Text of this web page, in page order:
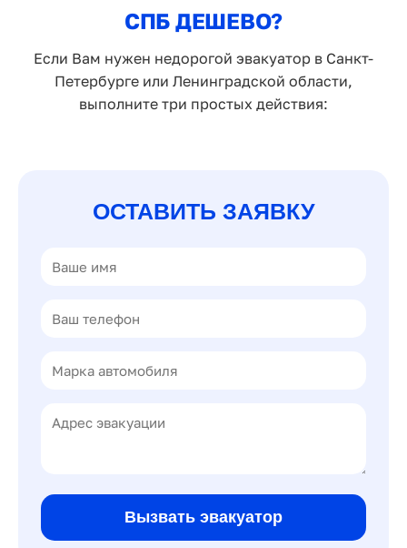
СПБ ДЕШЕВО?
Если Вам нужен недорогой эвакуатор в Санкт-
Петербурге или Ленинградской области,
выполните три простых действия:
ОСТАВИТЬ ЗАЯВКУ
Вызвать эвакуатор